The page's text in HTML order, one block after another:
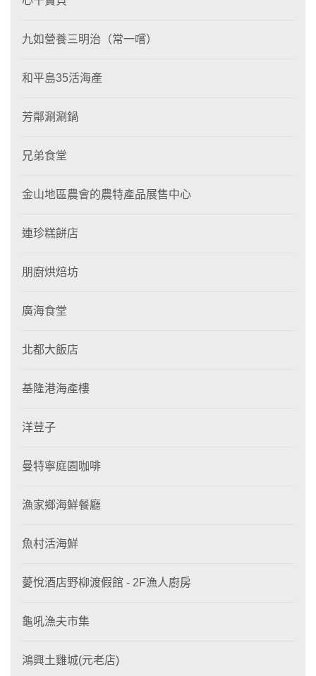
九如營養三明治（常一嚐）
和平島35活海產
芳鄰涮涮鍋
兄弟食堂
金山地區農會的農特產品展售中心
連珍糕餅店
朋廚烘焙坊
廣海食堂
北都大飯店
基隆港海產樓
洋荳子
曼特寧庭園咖啡
漁家鄉海鮮餐廳
魚村活海鮮
薆悅酒店野柳渡假館 - 2F漁人廚房
龜吼漁夫市集
鴻興土雞城(元老店)